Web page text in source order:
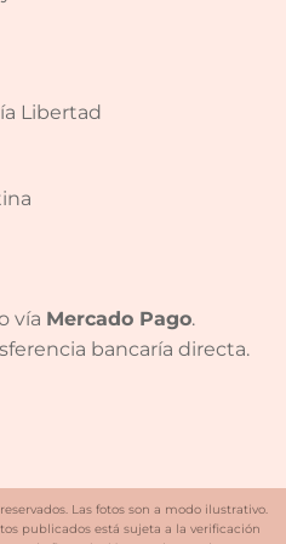
Libertad
vía Mercado Pago.
bancaría directa.
Las fotos son a modo ilustrativo.
publicados está sujeta a la verificación